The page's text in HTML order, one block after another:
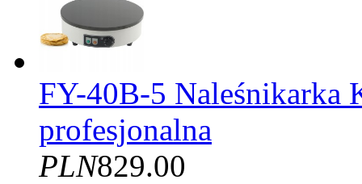
FY-40B-5 Naleśnikarka
profesjonalna
PLN829.00